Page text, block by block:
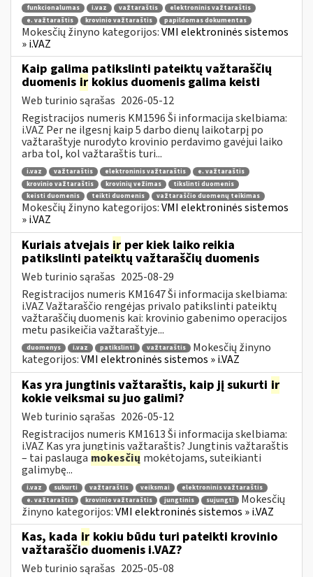
funkcionalumas i.vaz važtaraštis
elektroninis važtaraštis
e. važtaraštis
krovinio važtaraštis papildomas dokumentas
Mokesčių žinyno kategorijos:VMI elektroninės sistemos
» i.VAZ
Kaip galima patikslinti pateiktų važtaraščių
duomenis ir kokius duomenis galima keisti
Web turinio sąrašas 2026-05-12
Registracijos numeris KM1596 Ši informacija skelbiama:
i.VAZ Per ne ilgesnį kaip 5 darbo dienų laikotarpį po
važtaraštyje nurodyto krovinio perdavimo gavėjui laiko
arba tol, kol važtaraštis turi...
i.vaz važtaraštis elektroninis važtaraštis
e. važtaraštis
krovinio važtaraštis
krovinių vežimas
tikslinti duomenis
keisti duomenis
teikti duomenis važtaraščio duomenų teikimas
Mokesčių žinyno kategorijos:VMI elektroninės sistemos
» i.VAZ
Kuriais atvejais ir per kiek laiko reikia
patikslinti pateiktų važtaraščių duomenis
Web turinio sąrašas 2025-08-29
Registracijos numeris KM1647 Ši informacija skelbiama:
i.VAZ Važtaraščio rengėjas privalo patikslinti pateiktų
važtaraščių duomenis kai: krovinio gabenimo operacijos
metu pasikeičia važtaraštyje...
duomenys i.vaz patikslinti važtaraštis
Mokesčių žinyno
kategorijos:VMI elektroninės sistemos » i.VAZ
Kas yra jungtinis važtaraštis, kaip jį sukurti ir
kokie veiksmai su juo galimi?
Web turinio sąrašas 2026-05-12
Registracijos numeris KM1613 Ši informacija skelbiama:
i.VAZ Kas yra jungtinis važtaraštis? Jungtinis važtaraštis
– tai paslauga mokesčių mokėtojams, suteikianti
galimybę...
i.vaz sukurti važtaraštis veiksmai
elektroninis važtaraštis
e. važtaraštis
krovinio važtaraštis jungtinis sujungti
Mokesčių
žinyno kategorijos:VMI elektroninės sistemos » i.VAZ
Kas, kada ir kokiu būdu turi pateikti krovinio
važtaraščio duomenis i.VAZ?
Web turinio sąrašas 2025-05-08